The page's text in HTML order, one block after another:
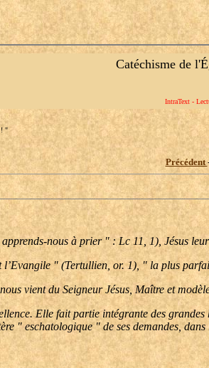
Catéchisme de
IntraText -
! "
Précédent
nous à prier " : Lc 11, 1), Jésus
" (Tertullien, or. 1), " la plus
vient du Seigneur Jésus, Maître et
Elle fait partie intégrante des
" eschatologique " de ses demandes,